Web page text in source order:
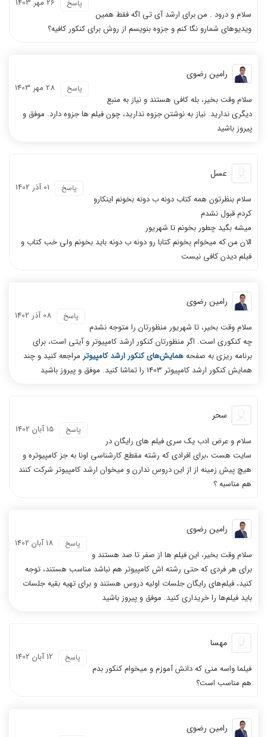
با پایه ضعیف هم فیلم ها را متوجه
فیلم ها خیلی به من کمک کرد
همه دروس را از کافه تدریس گرفتم
26 مهر 1403 پاسخ
سلام و درود . من برای ارشد آی تی اگه فقط همین
ویدیوهای شمارو نگا کنم و جزوه بنویسم از روش برای کنکور کافیه؟
رامین رضوی
28 مهر 1403 پاسخ
سلام وقت بخیر، بله کافی هستند و نیاز به منبع
دیگری ندارید. نیاز به نوشتن جزوه ندارید، چون فیلم ها جزوه دارد. موفق و
پیروز باشید
عسل
01 آذر 1402 پاسخ
سلام بنظرتون همه کتاب دونه ب دونه بخونم اینکارو
کردم قبول نشدم
میشه بگید چطور بخونم تا شهریور
الان من که میخوام بخونم کتابا رو دونه ب دونه باید بخونم ولی خب کتاب و
فیلم دیدن کافی نیست
رامین رضوی
08 آذر 1402 پاسخ
سلام وقت بخیر، تا شهریور منظورتان را متوجه نشدم
چه کنکوری است. اگر منظورتان کنکور ارشد کامپیوتر و آیتی است، برای
برنامه ریزی به صفحههمایش‌های کنکور ارشد کامپیوتر مراجعه کنید و چند
همایش کنکور ارشد کامپیوتر 1403 را تماشا کنید. موفق و پیروز باشید
سحر
15 آبان 1402 پاسخ
سلام و عرض ادب یک سری فیلم های رایگان در
سایت هست ،برای افرادی که رشته مقطع کارشناسی اونا به جز کامپیوتره و
هیچ پیش زمینه از از این دروس ندارن و میخوان ارشد کامپیوتر شرکت کنند
هم مناسبه ؟
رامین رضوی
18 آبان 1402 پاسخ
سلام وقت بخیر، این فیلم ها از صفر تا صد هستند و
برای هر فردی که حتی رشته اش کامپیوتر هم نباشد مناسب هستند، توجه
کنید، فیلم‌های رایگان جلسات اولیه دروس هستند و برای تهیه بقیه جلسات
باید فیلم‌ها را خریداری کنید. موفق و پیروز باشید
مهسا
12 آبان 1402 پاسخ
فیلما واسه منی که دانش آموزم و میخوام کنکور بدم
هم مناسب است؟
رامین رضوی